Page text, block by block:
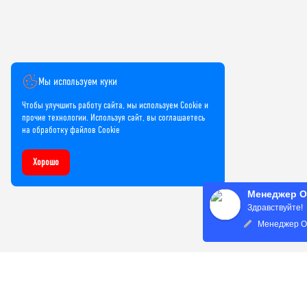
Мы используем куки
Чтобы улучшить работу сайта, мы используем Cookie и
прочие технологии. Используя сайт, вы соглашаетесь
на обработку файлов Cookie
Хорошо
Менеджер
Здравствуйте!
Менеджер